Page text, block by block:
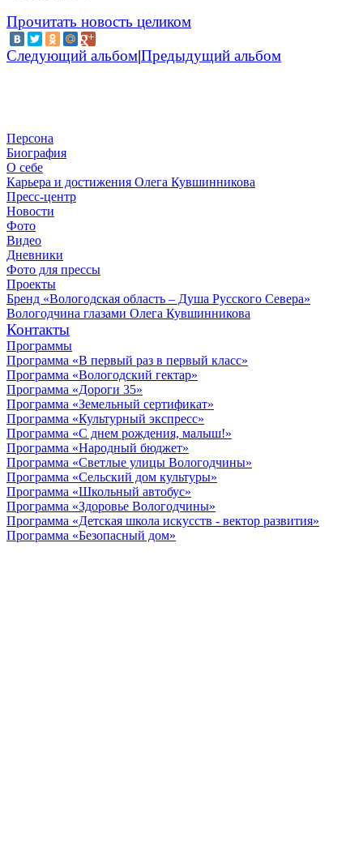
Прочитать новость целиком
Следующий альбом|Предыдущий альбом
Персона
Биография
О себе
Карьера и достижения Олега Кувшинникова
Пресс-центр
Новости
Фото
Видео
Дневники
Фото для прессы
Проекты
Бренд «Вологодская область – Душа Русского Севера»
Вологодчина глазами Олега Кувшинникова
Контакты
Программы
Программа «В первый раз в первый класс»
Программа «Вологодский гектар»
Программа «Дороги 35»
Программа «Земельный сертификат»
Программа «Культурный экспресс»
Программа «С днем рождения, малыш!»
Программа «Народный бюджет»
Программа «Светлые улицы Вологодчины»
Программа «Сельский дом культуры»
Программа «Школьный автобус»
Программа «Здоровье Вологодчины»
Программа «Детская школа искусств - вектор развития»
Программа «Безопасный дом»